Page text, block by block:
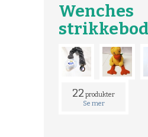
Wenches
strikkebod
22 produkter
Se mer